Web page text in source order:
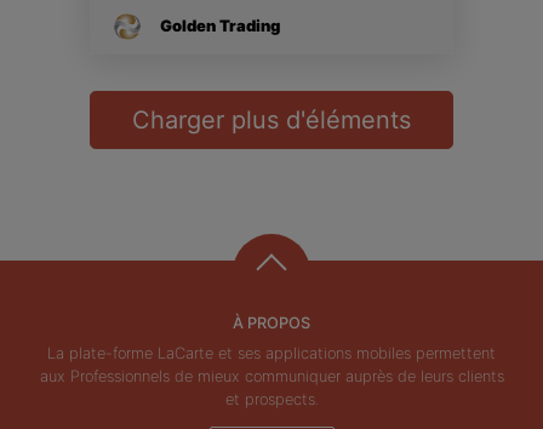
Golden Trading
Charger plus d'éléments
À PROPOS
La plate-forme LaCarte et ses applications mobiles permettent
aux Professionnels de mieux communiquer auprès de leurs clients
et prospects.